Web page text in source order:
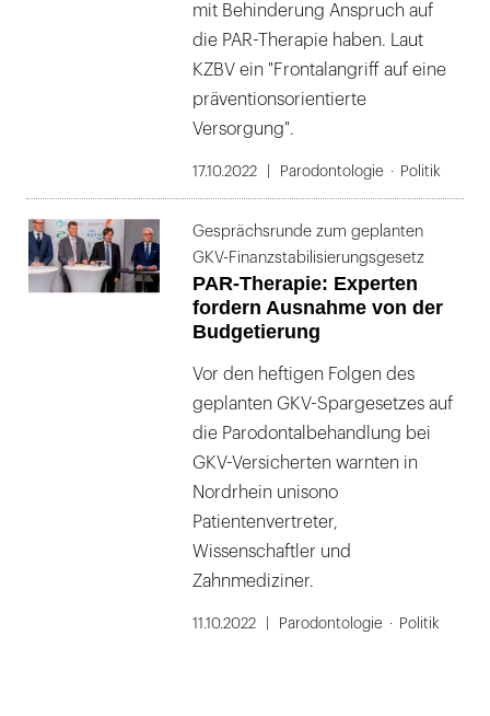
mit Behinderung Anspruch auf
die PAR-Therapie haben. Laut
KZBV ein "Frontalangriff auf eine
präventionsorientierte
Versorgung".
17.10.2022 Parodontologie Politik
Gesprächsrunde zum geplanten
GKV-Finanzstabilisierungsgesetz
PAR-Therapie: Experten
fordern Ausnahme von der
Budgetierung
Vor den heftigen Folgen des
geplanten GKV-Spargesetzes auf
die Parodontalbehandlung bei
GKV-Versicherten warnten in
Nordrhein unisono
Patientenvertreter,
Wissenschaftler und
Zahnmediziner.
11.10.2022 Parodontologie Politik